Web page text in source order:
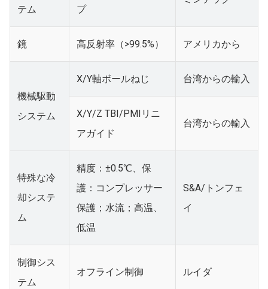
テム プ
鏡 高反射率（>99.5%） アメリカから
機械駆動
システム
X/Y軸ボールねじ 台湾からの輸入
X/Y/Z TBI/PMIリニ
アガイド
台湾からの輸入
特殊な冷
却システ
ム
精度：±0.5℃、保
護：コンプレッサー
保護；水流；高温、
低温
S&A/トンフェ
イ
制御シス
テム
オフライン制御 ルイダ